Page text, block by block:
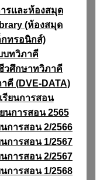
รเเละห้องสมุด
(ห้องสมุด
กทรอนิกส์)
บทวิภาคี
วศึกษาทวิภาคี
คี (DVE-DATA)
รียนการสอน
นการสอน 2565
นการสอน 2/2566
นการสอน 1/2567
นการสอน 2/2567
นการสอน 1/2568